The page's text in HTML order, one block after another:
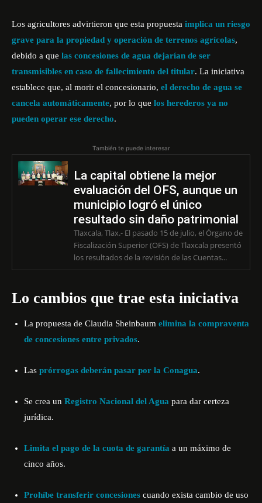
Los agricultores advirtieron que esta propuesta implica un riesgo
grave para la propiedad y operación de terrenos agrícolas,
debido a que las concesiones de agua dejarían de ser
transmisibles en caso de fallecimiento del titular. La iniciativa
establece que, al morir el concesionario, el derecho de agua se
cancela automáticamente, por lo que los herederos ya no
pueden operar ese derecho.
También te puede interesar
La capital obtiene la mejor
evaluación del OFS, aunque un
municipio logró el único
resultado sin daño patrimonial
Tlaxcala, Tlax.- El pasado 15 de julio, el Órgano de
Fiscalización Superior (OFS) de Tlaxcala presentó
los resultados de la revisión de las Cuentas...
Lo cambios que trae esta iniciativa
La propuesta de Claudia Sheinbaum elimina la compraventa
de concesiones entre privados.
Las prórrogas deberán pasar por la Conagua.
Se crea un Registro Nacional del Agua para dar certeza
jurídica.
Limita el pago de la cuota de garantía a un máximo de
cinco años.
Prohíbe transferir concesiones cuando exista cambio de uso